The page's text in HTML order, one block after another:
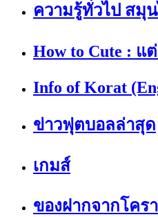
ความรู้ทั่วไป สมุ
How to Cute : แ
Info of Korat
ข่าวฟุตบอลล่าสุด
เกมส์
ของฝากจากโคร